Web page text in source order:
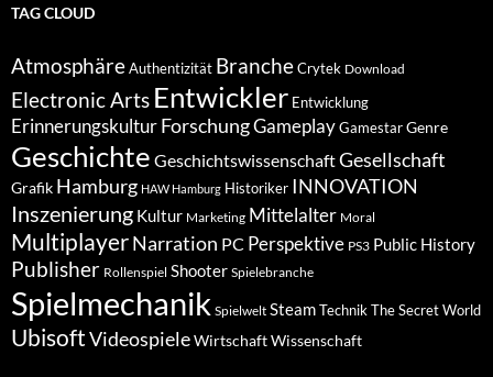
TAG CLOUD
Atmosphäre Authentizität Branche Crytek Download
Electronic Arts Entwickler Entwicklung
Erinnerungskultur ForschungGameplay Gamestar Genre
Geschichte GeschichtswissenschaftGesellschaft
Grafik Hamburg HAW Hamburg Historiker INNOVATION
Inszenierung Kultur Marketing Mittelalter Moral
MultiplayerNarration PC Perspektive PS3 Public History
Publisher Rollenspiel Shooter Spielebranche
Spielmechanik Spielwelt Steam Technik The Secret World
UbisoftVideospieleWirtschaftWissenschaft